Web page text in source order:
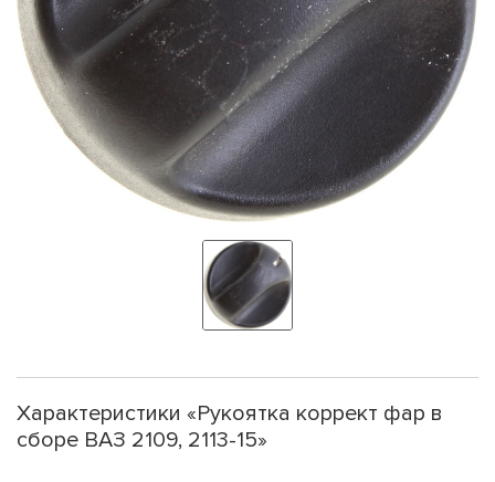
Характеристики «Рукоятка коррект фар в
сборе ВАЗ 2109, 2113-15»